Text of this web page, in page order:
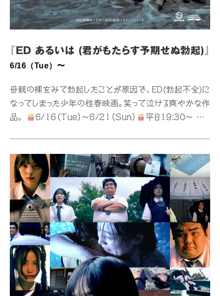
『ED あるいは (君がもたらす予期せぬ勃起)』
6/16（Tue）〜
母親の裸をみて勃起したことが原因で、ED(勃起不全)に
なってしまった少年の性春映画。笑って泣ける爽やかな作
品。
6/16（Tue）〜6/21（Sun）
平日19:30〜 土日